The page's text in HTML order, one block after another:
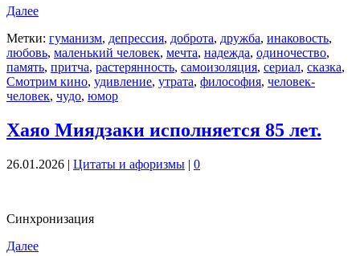
Далее
Метки: гуманизм, депрессия, доброта, дружба, инаковость,
любовь, маленький человек, мечта, надежда, одиночество,
память, притча, растерянность, самоизоляция, сериал, сказка,
Смотрим кино, удивление, утрата, философия, человек-
человек, чудо, юмор
Хаяо Миядзаки исполняется 85 лет.
26.01.2026 | Цитаты и афоризмы | 0
Синхронизация
Далее